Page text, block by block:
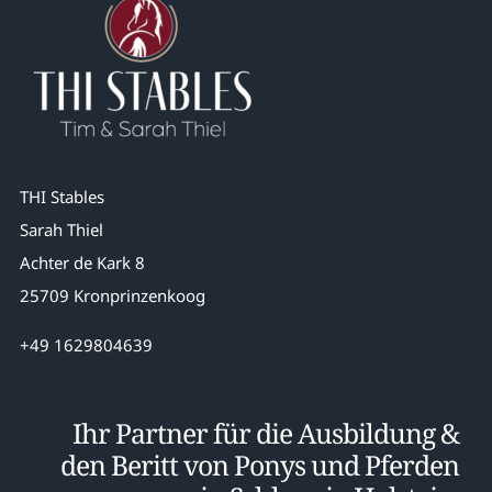
THI Stables
Sarah Thiel
Achter de Kark 8
25709 Kronprinzenkoog
+49 1629804639
Ihr Partner für die Ausbildung &
den Beritt von Ponys und Pferden